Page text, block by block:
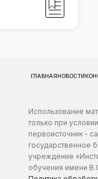
ГЛАВНАЯНОВОСТИ
Использование
только при
первоисточник -
государственное
учреждение
обучения имени